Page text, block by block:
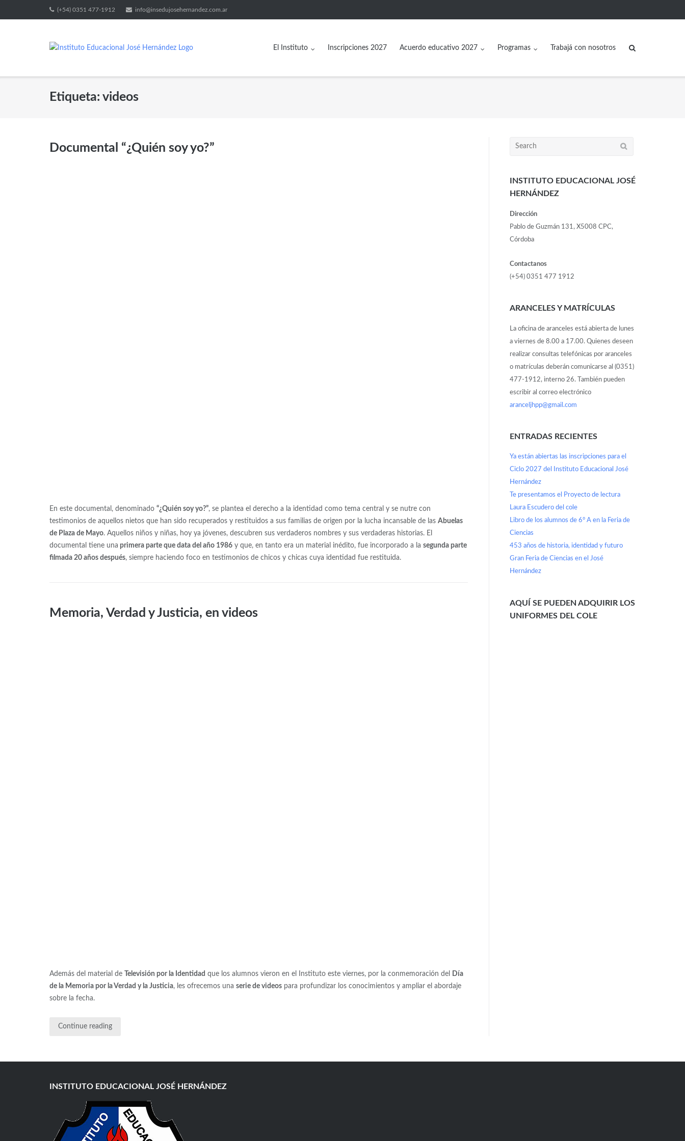
(+54) 0351 477-1912 info@insedujosehernandez.com.ar
El Instituto Inscripciones 2027 Acuerdo educativo 2027 Programas Trabajá con nosotros
Etiqueta: videos
Documental “¿Quién soy yo?”
En este documental, denominado “¿Quién soy yo?”, se plantea el derecho a la identidad como tema central y se nutre con
testimonios de aquellos nietos que han sido recuperados y restituidos a sus familias de origen por la lucha incansable de las Abuelas
de Plaza de Mayo. Aquellos niños y niñas, hoy ya jóvenes, descubren sus verdaderos nombres y sus verdaderas historias. El
documental tiene una primera parte que data del año 1986y que, en tanto era un material inédito, fue incorporado a la segunda parte
filmada 20 años después, siempre haciendo foco en testimonios de chicos y chicas cuya identidad fue restituida.
Memoria, Verdad y Justicia, en videos
Además del material de Televisión por la Identidad que los alumnos vieron en el Instituto este viernes, por la conmemoración del
Día
de la Memoria por la Verdad y la Justicia, les ofrecemos una serie de videospara profundizar los conocimientos y ampliar el abordaje
sobre la fecha.
Continue reading
INSTITUTO EDUCACIONAL JOSÉ
HERNÁNDEZ
Dirección
Pablo de Guzmán 131, X5008 CPC,
Córdoba
Contactanos
(+54) 0351 477 1912
ARANCELES Y MATRÍCULAS
La oficina de aranceles está abierta de lunes
a viernes de 8.00 a 17.00. Quienes deseen
realizar consultas telefónicas por aranceles
o matrículas deberán comunicarse al (0351)
477-1912, interno 26. También pueden
escribir al correo electrónico
aranceljhpp@gmail.com
ENTRADAS RECIENTES
Ya están abiertas las inscripciones para el
Ciclo 2027 del Instituto Educacional José
Hernández
Te presentamos el Proyecto de lectura
Laura Escudero del cole
Libro de los alumnos de 6° A en la Feria de
Ciencias
453 años de historia, identidad y futuro
Gran Feria de Ciencias en el José
Hernández
AQUÍ SE PUEDEN ADQUIRIR LOS
UNIFORMES DEL COLE
INSTITUTO EDUCACIONAL JOSÉ HERNÁNDEZ